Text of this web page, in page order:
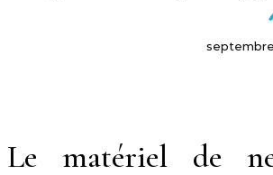
Le matériel de